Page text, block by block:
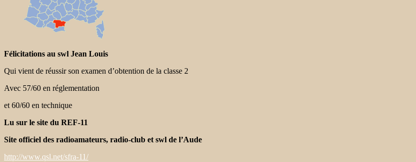
Félicitations au swl Jean Louis
Qui vient de réussir son examen d’obtention de la classe 2
Avec 57/60 en réglementation
et 60/60 en technique
Lu sur le site du REF-11
Site officiel des radioamateurs, radio-club et swl de l’Aude
http://www.qsl.net/sfra-11/